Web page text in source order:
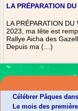
LA PRÉPARATION
LA PRÉPARATION
2023, ma tête est
Rallye Aicha des
Depuis ma (…)
Célébrer Pâques
Le mois des